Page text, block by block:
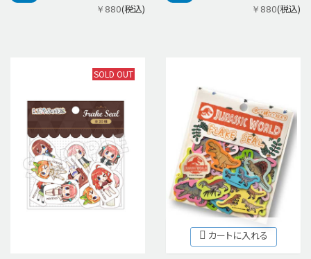
￥880(税込) ￥880(税込)
SOLD OUT
カートに入れる